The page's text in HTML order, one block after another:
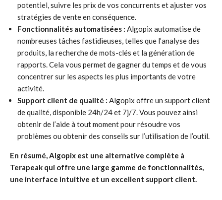
potentiel, suivre les prix de vos concurrents et ajuster vos
stratégies de vente en conséquence.
Fonctionnalités automatisées : Algopix automatise de
nombreuses tâches fastidieuses, telles que l’analyse des
produits, la recherche de mots-clés et la génération de
rapports. Cela vous permet de gagner du temps et de vous
concentrer sur les aspects les plus importants de votre
activité.
Support client de qualité : Algopix offre un support client
de qualité, disponible 24h/24 et 7j/7. Vous pouvez ainsi
obtenir de l’aide à tout moment pour résoudre vos
problèmes ou obtenir des conseils sur l’utilisation de l’outil.
En résumé, Algopix est une alternative complète à
Terapeak qui offre une large gamme de fonctionnalités,
une interface intuitive et un excellent support client.